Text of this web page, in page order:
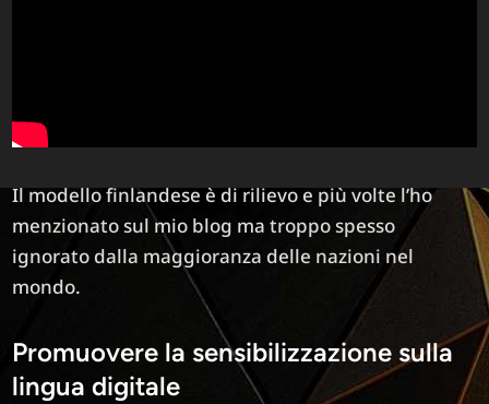
Il modello finlandese è di rilievo e più volte l’ho
menzionato sul mio blog ma troppo spesso
ignorato dalla maggioranza delle nazioni nel
mondo.
Promuovere la sensibilizzazione sulla
lingua digitale